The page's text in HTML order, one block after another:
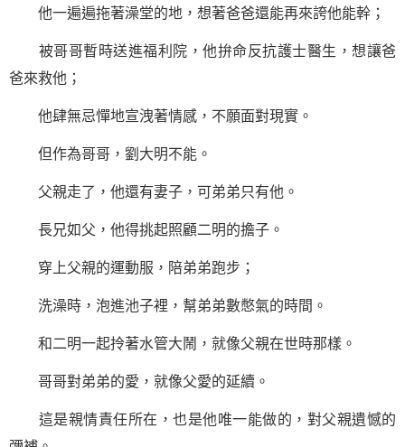
他一遍遍拖著澡堂的地，想著爸爸還能再來誇他能幹；
被哥哥暫時送進福利院，他拚命反抗護士醫生，想讓爸
爸來救他；
他肆無忌憚地宣洩著情感，不願面對現實。
但作為哥哥，劉大明不能。
父親走了，他還有妻子，可弟弟只有他。
長兄如父，他得挑起照顧二明的擔子。
穿上父親的運動服，陪弟弟跑步；
洗澡時，泡進池子裡，幫弟弟數憋氣的時間。
和二明一起拎著水管大鬧，就像父親在世時那樣。
哥哥對弟弟的愛，就像父愛的延續。
這是親情責任所在，也是他唯一能做的，對父親遺憾的